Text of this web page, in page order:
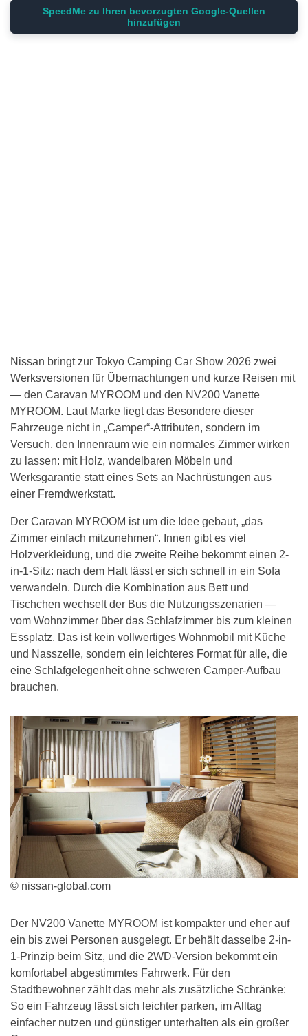
SpeedMe zu Ihren bevorzugten Google-Quellen
hinzufügen
Nissan bringt zur Tokyo Camping Car Show 2026 zwei
Werksversionen für Übernachtungen und kurze Reisen mit
— den Caravan MYROOM und den NV200 Vanette
MYROOM. Laut Marke liegt das Besondere dieser
Fahrzeuge nicht in „Camper“-Attributen, sondern im
Versuch, den Innenraum wie ein normales Zimmer wirken
zu lassen: mit Holz, wandelbaren Möbeln und
Werksgarantie statt eines Sets an Nachrüstungen aus
einer Fremdwerkstatt.
Der Caravan MYROOM ist um die Idee gebaut, „das
Zimmer einfach mitzunehmen“. Innen gibt es viel
Holzverkleidung, und die zweite Reihe bekommt einen 2-
in-1-Sitz: nach dem Halt lässt er sich schnell in ein Sofa
verwandeln. Durch die Kombination aus Bett und
Tischchen wechselt der Bus die Nutzungsszenarien —
vom Wohnzimmer über das Schlafzimmer bis zum kleinen
Essplatz. Das ist kein vollwertiges Wohnmobil mit Küche
und Nasszelle, sondern ein leichteres Format für alle, die
eine Schlafgelegenheit ohne schweren Camper-Aufbau
brauchen.
© nissan-global.com
Der NV200 Vanette MYROOM ist kompakter und eher auf
ein bis zwei Personen ausgelegt. Er behält dasselbe 2-in-
1-Prinzip beim Sitz, und die 2WD-Version bekommt ein
komfortabel abgestimmtes Fahrwerk. Für den
Stadtbewohner zählt das mehr als zusätzliche Schränke:
So ein Fahrzeug lässt sich leichter parken, im Alltag
einfacher nutzen und günstiger unterhalten als ein großer